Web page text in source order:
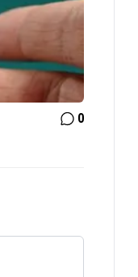
0